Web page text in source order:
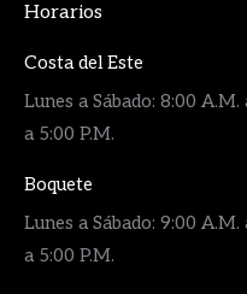
Horarios
Costa del Este
Lunes a Sábado: 8:00
a 5:00 P.M.
Boquete
Lunes a Sábado: 9:00
a 5:00 P.M.